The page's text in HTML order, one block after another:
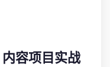
内容项目实战